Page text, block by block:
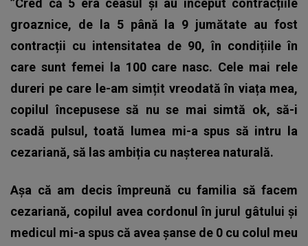
”Cred că 5 era ceasul și au început contracțiile
groaznice, de la 5 până la 9 jumătate au fost
contracții cu intensitatea de 90, în condițiile în
care sunt femei la 100 care nasc. Cele mai rele
dureri pe care le-am simțit vreodată în viața mea,
copilul începusese să nu se mai simtă ok, să-i
scadă pulsul, toată lumea mi-a spus să intru la
cezariană, să las ambiția cu nașterea naturală.
Așa că am decis împreună cu familia să facem
cezariană, copilul avea cordonul în jurul gâtului și
medicul mi-a spus că avea șanse de 0 cu colul meu